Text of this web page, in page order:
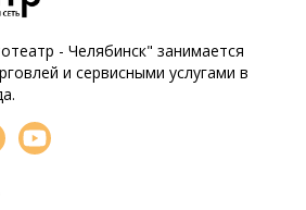
- Челябинск" занимается
и сервисными услугами в